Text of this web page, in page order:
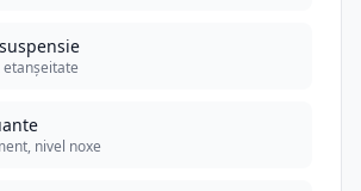
etanșeitate
nivel noxe